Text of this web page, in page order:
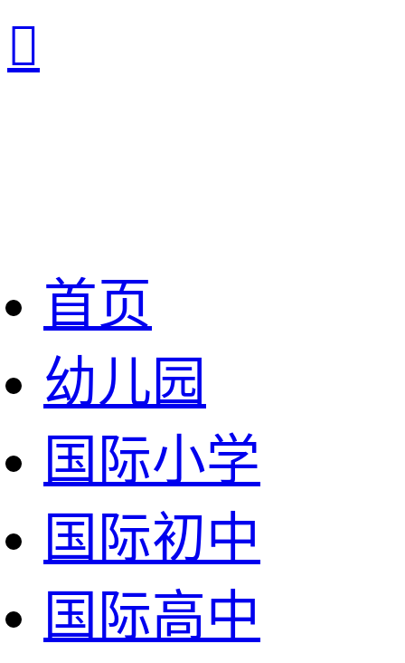

首页
幼儿园
国际小学
国际初中
国际高中